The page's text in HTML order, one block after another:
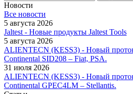
Новости
Все новости
5 августа 2026
Jaltest - Новые продукты Jaltest Tools
5 августа 2026
ALIENTECN (KESS3) - Новый
Continental SID208 – Fiat, PSA.
31 июля 2026
ALIENTECN (KESS3) - Новый
Continental GPEC4LM – Stellantis.